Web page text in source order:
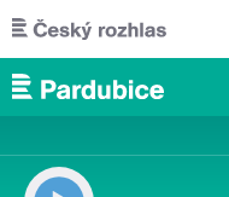
Přejít k hlavnímu obsahu